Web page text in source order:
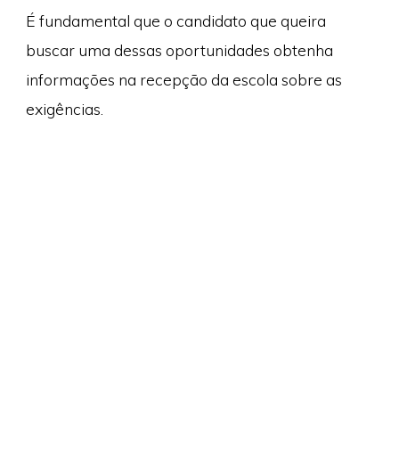
É fundamental que o candidato que queira
buscar uma dessas oportunidades obtenha
informações na recepção da escola sobre as
exigências.